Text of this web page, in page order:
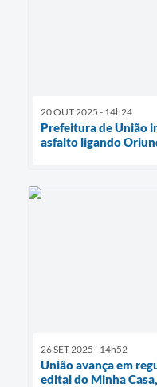
20 OUT 2025 - 14h24
Prefeitura de União
asfalto ligando
26 SET 2025 - 14h52
União avança em
edital do Minha